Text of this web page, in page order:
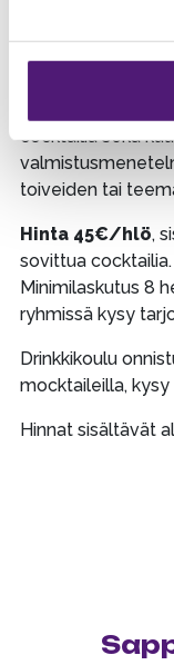
Drinkkikoulussa
cocktailia sekä
toiveiden tai
Hinta 45€/hlö,
sovittua
Minimilaskutus 8
ryhmissä kysy
Drinkkikoulu
mocktaileilla,
Hinnat sisältävät